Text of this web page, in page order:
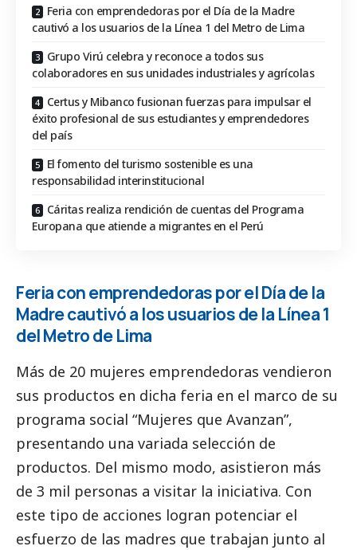
Feria con emprendedoras por el Día de la Madre
cautivó a los usuarios de la Línea 1 del Metro de Lima
Grupo Virú celebra y reconoce a todos sus
colaboradores en sus unidades industriales y agrícolas
Certus y Mibanco fusionan fuerzas para impulsar el
éxito profesional de sus estudiantes y emprendedores
del país
El fomento del turismo sostenible es una
responsabilidad interinstitucional
Cáritas realiza rendición de cuentas del Programa
Europana que atiende a migrantes en el Perú
Feria con emprendedoras por el Día de la
Madre cautivó a los usuarios de la Línea 1
del Metro de Lima
Más de 20 mujeres emprendedoras vendieron
sus productos en dicha feria en el marco de su
programa social “Mujeres que Avanzan”,
presentando una variada selección de
productos. Del mismo modo, asistieron más
de 3 mil personas a visitar la iniciativa. Con
este tipo de acciones logran potenciar el
esfuerzo de las madres que trabajan junto al